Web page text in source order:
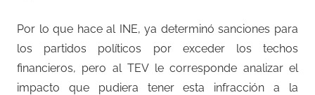
Por lo que hace al INE, ya determinó sanciones para
los partidos políticos por exceder los techos
financieros, pero al TEV le corresponde analizar el
impacto que pudiera tener esta infracción a la